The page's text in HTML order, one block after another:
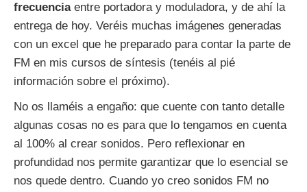
frecuencia entre portadora y moduladora, y de ahí la
entrega de hoy. Veréis muchas imágenes generadas
con un excel que he preparado para contar la parte de
FM en mis cursos de síntesis (tenéis al pié
información sobre el próximo).
No os llaméis a engaño: que cuente con tanto detalle
algunas cosas no es para que lo tengamos en cuenta
al 100% al crear sonidos. Pero reflexionar en
profundidad nos permite garantizar que lo esencial se
nos quede dentro. Cuando yo creo sonidos FM no